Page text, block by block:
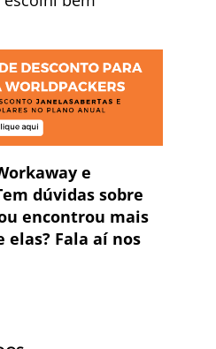
e
dúvidas sobre
encontrou mais
Fala aí nos